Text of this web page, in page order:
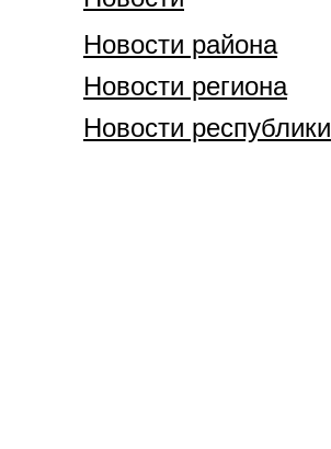
Новости района
Новости региона
Новости республики